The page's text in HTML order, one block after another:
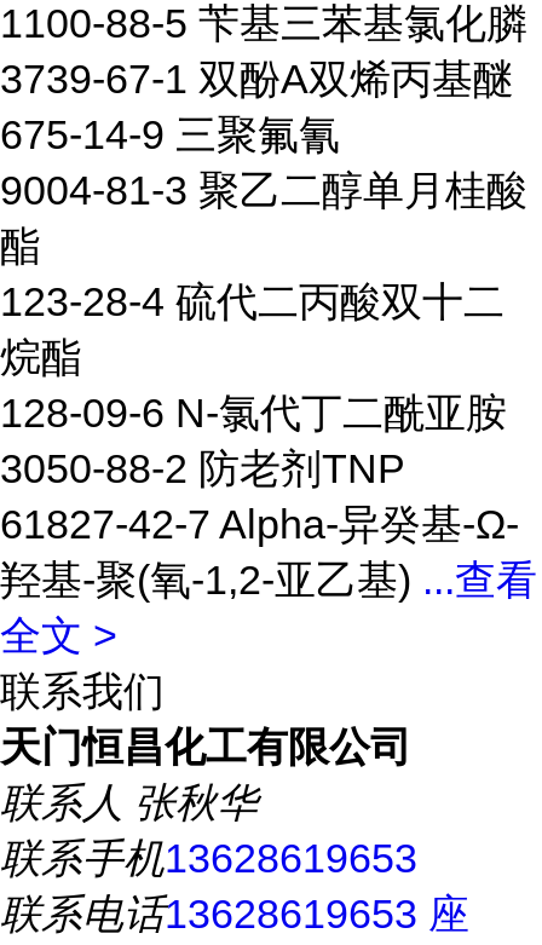
1100-88-5 苄基三苯基氯化膦
3739-67-1 双酚A双烯丙基醚
675-14-9 三聚氟氰
9004-81-3 聚乙二醇单月桂酸
酯
123-28-4 硫代二丙酸双十二
烷酯
128-09-6 N-氯代丁二酰亚胺
3050-88-2 防老剂TNP
61827-42-7 Alpha-异癸基-Ω-
羟基-聚(氧-1,2-亚乙基) ...查看
全文 >
联系我们
天门恒昌化工有限公司
联系人 张秋华
联系手机13628619653
联系电话13628619653 座